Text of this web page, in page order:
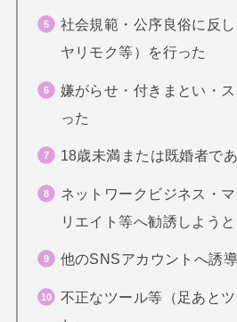
社会規範・公序良俗に反
ヤリモク等）を行った
嫌がらせ・付きまとい・
った
18歳未満または既婚者で
ネットワークビジネス・
リエイト等へ勧誘しよう
他のSNSアカウントへ誘
不正なツール等（足あと